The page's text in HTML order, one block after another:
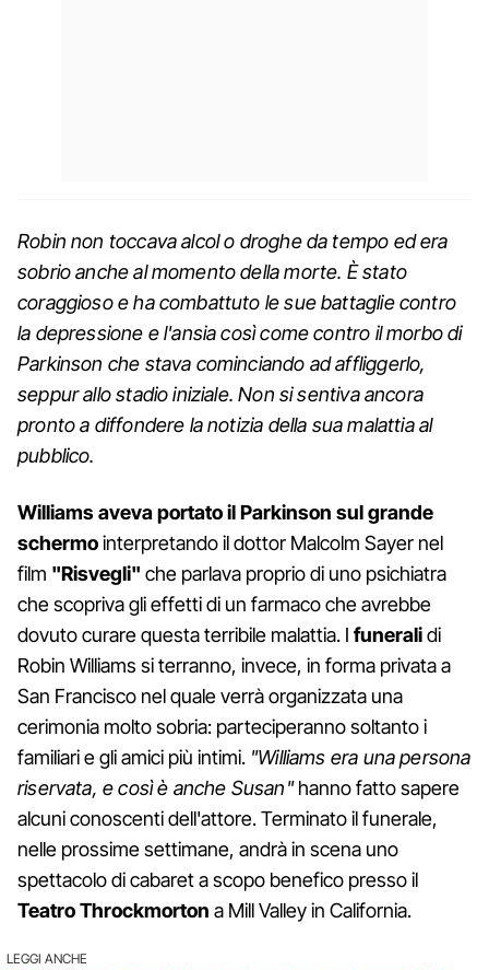
Robin non toccava alcol o droghe da tempo ed era
sobrio anche al momento della morte. È stato
coraggioso e ha combattuto le sue battaglie contro
la depressione e l'ansia così come contro il morbo di
Parkinson che stava cominciando ad affliggerlo,
seppur allo stadio iniziale. Non si sentiva ancora
pronto a diffondere la notizia della sua malattia al
pubblico.
Williams aveva portato il Parkinson sul grande
schermointerpretando il dottor Malcolm Sayer nel
film "Risvegli" che parlava proprio di uno psichiatra
che scopriva gli effetti di un farmaco che avrebbe
dovuto curare questa terribile malattia. I funeralidi
Robin Williams si terranno, invece, in forma privata a
San Francisco nel quale verrà organizzata una
cerimonia molto sobria: parteciperanno soltanto i
familiari e gli amici più intimi. "Williams era una persona
riservata, e così è anche Susan"hanno fatto sapere
alcuni conoscenti dell'attore. Terminato il funerale,
nelle prossime settimane, andrà in scena uno
spettacolo di cabaret a scopo benefico presso il
Teatro Throckmorton a Mill Valley in California.
LEGGI ANCHE